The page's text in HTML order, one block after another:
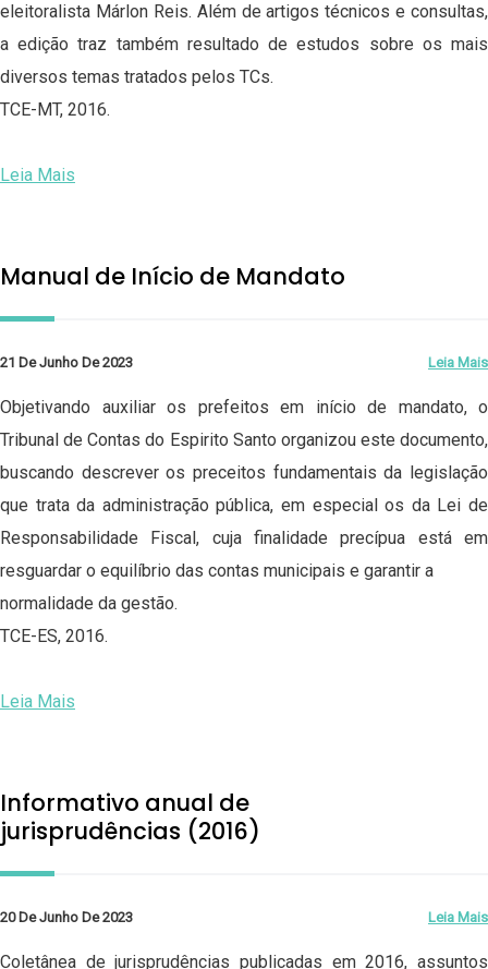
eleitoralista Márlon Reis. Além de artigos técnicos e consultas,
a edição traz também resultado de estudos sobre os mais
diversos temas tratados pelos TCs.
TCE-MT, 2016.
Leia Mais
Manual de Início de Mandato
21 De Junho De 2023 Leia Mais
Objetivando auxiliar os prefeitos em início de mandato, o
Tribunal de Contas do Espirito Santo organizou este documento,
buscando descrever os preceitos fundamentais da legislação
que trata da administração pública, em especial os da Lei de
Responsabilidade Fiscal, cuja finalidade precípua está em
resguardar o equilíbrio das contas municipais e garantir a
normalidade da gestão.
TCE-ES, 2016.
Leia Mais
Informativo anual de
jurisprudências (2016)
20 De Junho De 2023 Leia Mais
Coletânea de jurisprudências publicadas em 2016, assuntos